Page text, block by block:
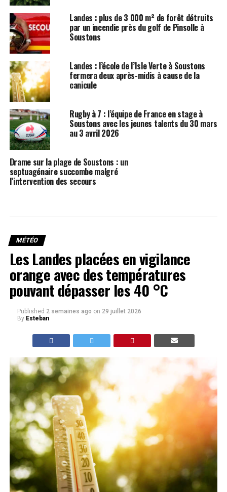
Landes : plus de 3 000 m² de forêt détruits
par un incendie près du golf de Pinsolle à
Soustons
Landes : l’école de l’Isle Verte à Soustons
fermera deux après-midis à cause de la
canicule
Rugby à 7 : l’équipe de France en stage à
Soustons avec les jeunes talents du 30 mars
au 3 avril 2026
Drame sur la plage de Soustons : un
septuagénaire succombe malgré
l’intervention des secours
MÉTÉO
Les Landes placées en vigilance
orange avec des températures
pouvant dépasser les 40 °C
Published 2 semaines ago on 29 juillet 2026
By Esteban